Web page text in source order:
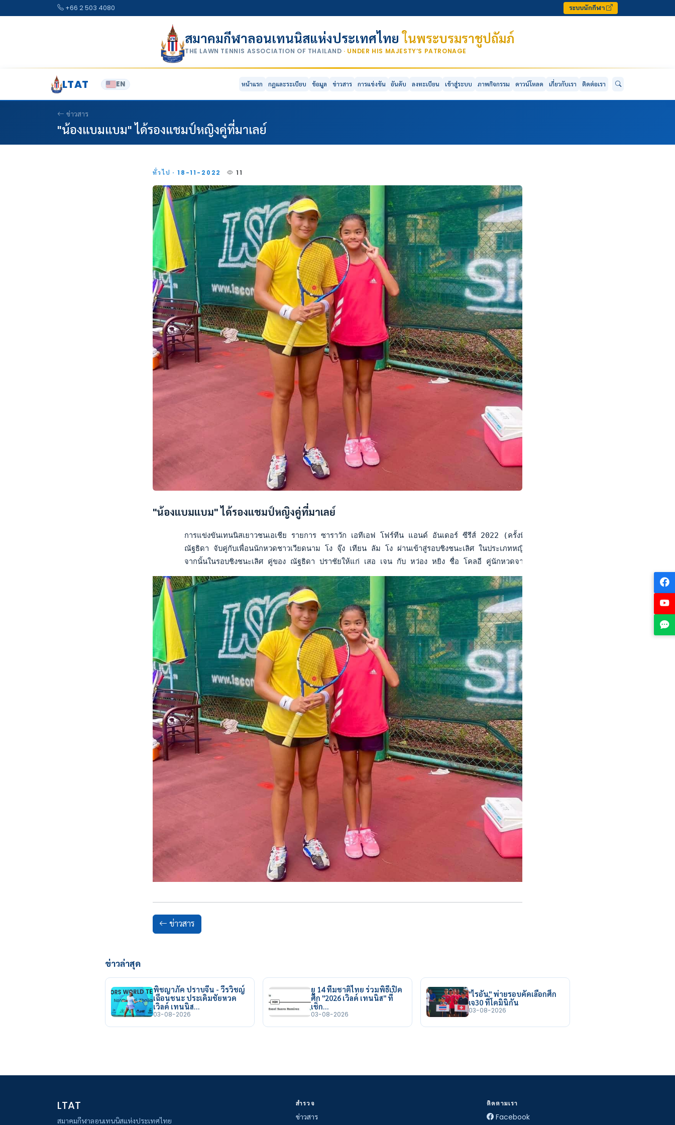
+66 2 503 4080 ระบบนักกีฬา
สมาคมกีฬาลอนเทนนิสแห่งประเทศไทยในพระบรมราชูปถัมภ์
THE LAWN TENNIS ASSOCIATION OF THAILAND · UNDER HIS MAJESTY’S PATRONAGE
LTAT EN หน้าแรก กฎและระเบียบ ข้อมูล ข่าวสาร การแข่งขัน อันดับ ลงทะเบียน เข้าสู่ระบบ ภาพกิจกรรม ดาวน์โหลด เกี่ยวกับเรา ติดต่อเรา
ข่าวสาร
"น้องแบมแบม" ได้รองแชมป์หญิงคู่ที่มาเลย์
ทั่วไป · 18-11-2022 11
"น้องแบมแบม" ได้รองแชมป์หญิงคู่ที่มาเลย์
การแข่งขันเทนนิสเยาวชนเอเชีย รายการ ซาราวัก เอทีเอฟ โฟร์ทีน แอนด์ อันเดอร์ ซีรีส์ 2022 (ครั้งที่ 15) ที่เมืองกูชิง ประเทศมาเลเซีย ระ
ณัฐธิดา จับคู่กับเพื่อนนักหวดชาวเวียดนาม โง จุ๊ง เทียน ลัม โง ผ่านเข้าสู่รอบชิงชนะเลิศ ในประเภทหญิงคู่ ได้สำเร็จ หลังจากช่วยกันหวดในรอบรอง
จากนั้นในรอบชิงชนะเลิศ คู่ของ ณัฐธิดา ปราชัยให้แก่ เสอ เจน กับ หว่อง หยิง ชื่อ โคลอี คู่นักหวดจากฮ่องกง 0-2 เซต 2-6 และ 2-6 ส่งผลใ
ข่าวสาร
ข่าวล่าสุด
พิชญาภัค ปราบจีน - วีรวิชญ์
เฉือนชนะ ประเดิมชัยหวด
เวิลด์ เทนนิส…
03-08-2026
ยู 14 ทีมชาติไทย ร่วมพิธีเปิด
ศึก "2026 เวิลด์ เทนนิส" ที่
เช็ก…
03-08-2026
"ไรอัน" พ่ายรอบคัดเลือกศึก
เจ30 ที่โดมินิกัน
03-08-2026
LTAT
สมาคมกีฬาลอนเทนนิสแห่งประเทศไทย
สำรวจ
ข่าวสาร
ติดตามเรา
Facebook